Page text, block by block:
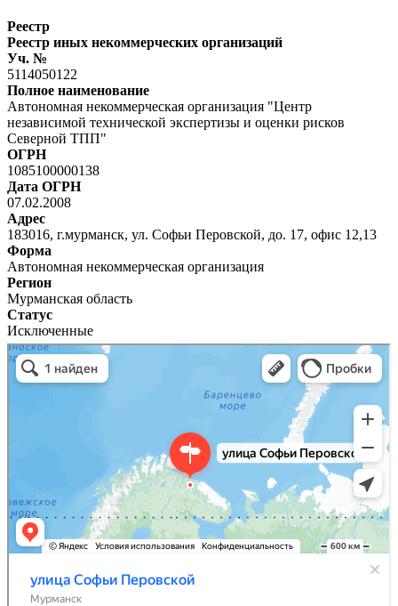
Реестр
Реестр иных некоммерческих организаций
Уч. №
5114050122
Полное наименование
Автономная некоммерческая организация "Центр
независимой технической экспертизы и оценки рисков
Северной ТПП"
ОГРН
1085100000138
Дата ОГРН
07.02.2008
Адрес
183016, г.мурманск, ул. Софьи Перовской, до. 17, офис 12,13
Форма
Автономная некоммерческая организация
Регион
Мурманская область
Статус
Исключенные